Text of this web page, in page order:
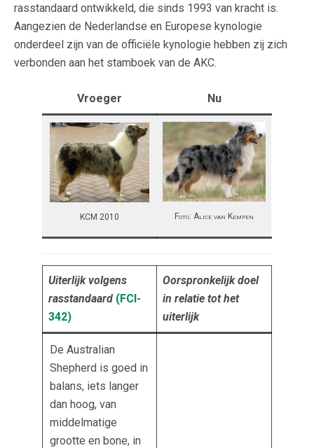
rasstandaard ontwikkeld, die sinds 1993 van kracht is.
Aangezien de Nederlandse en Europese kynologie
onderdeel zijn van de officiële kynologie hebben zij zich
verbonden aan het stamboek van de AKC.
Vroeger Nu
KCM 2010 Foto: Alice van Kempen
Uiterlijk volgens
rasstandaard (FCI-
342)
Oorspronkelijk doel
in relatie tot het
uiterlijk
De Australian
Shepherd is goed in
balans, iets langer
dan hoog, van
middelmatige
grootte en bone, in